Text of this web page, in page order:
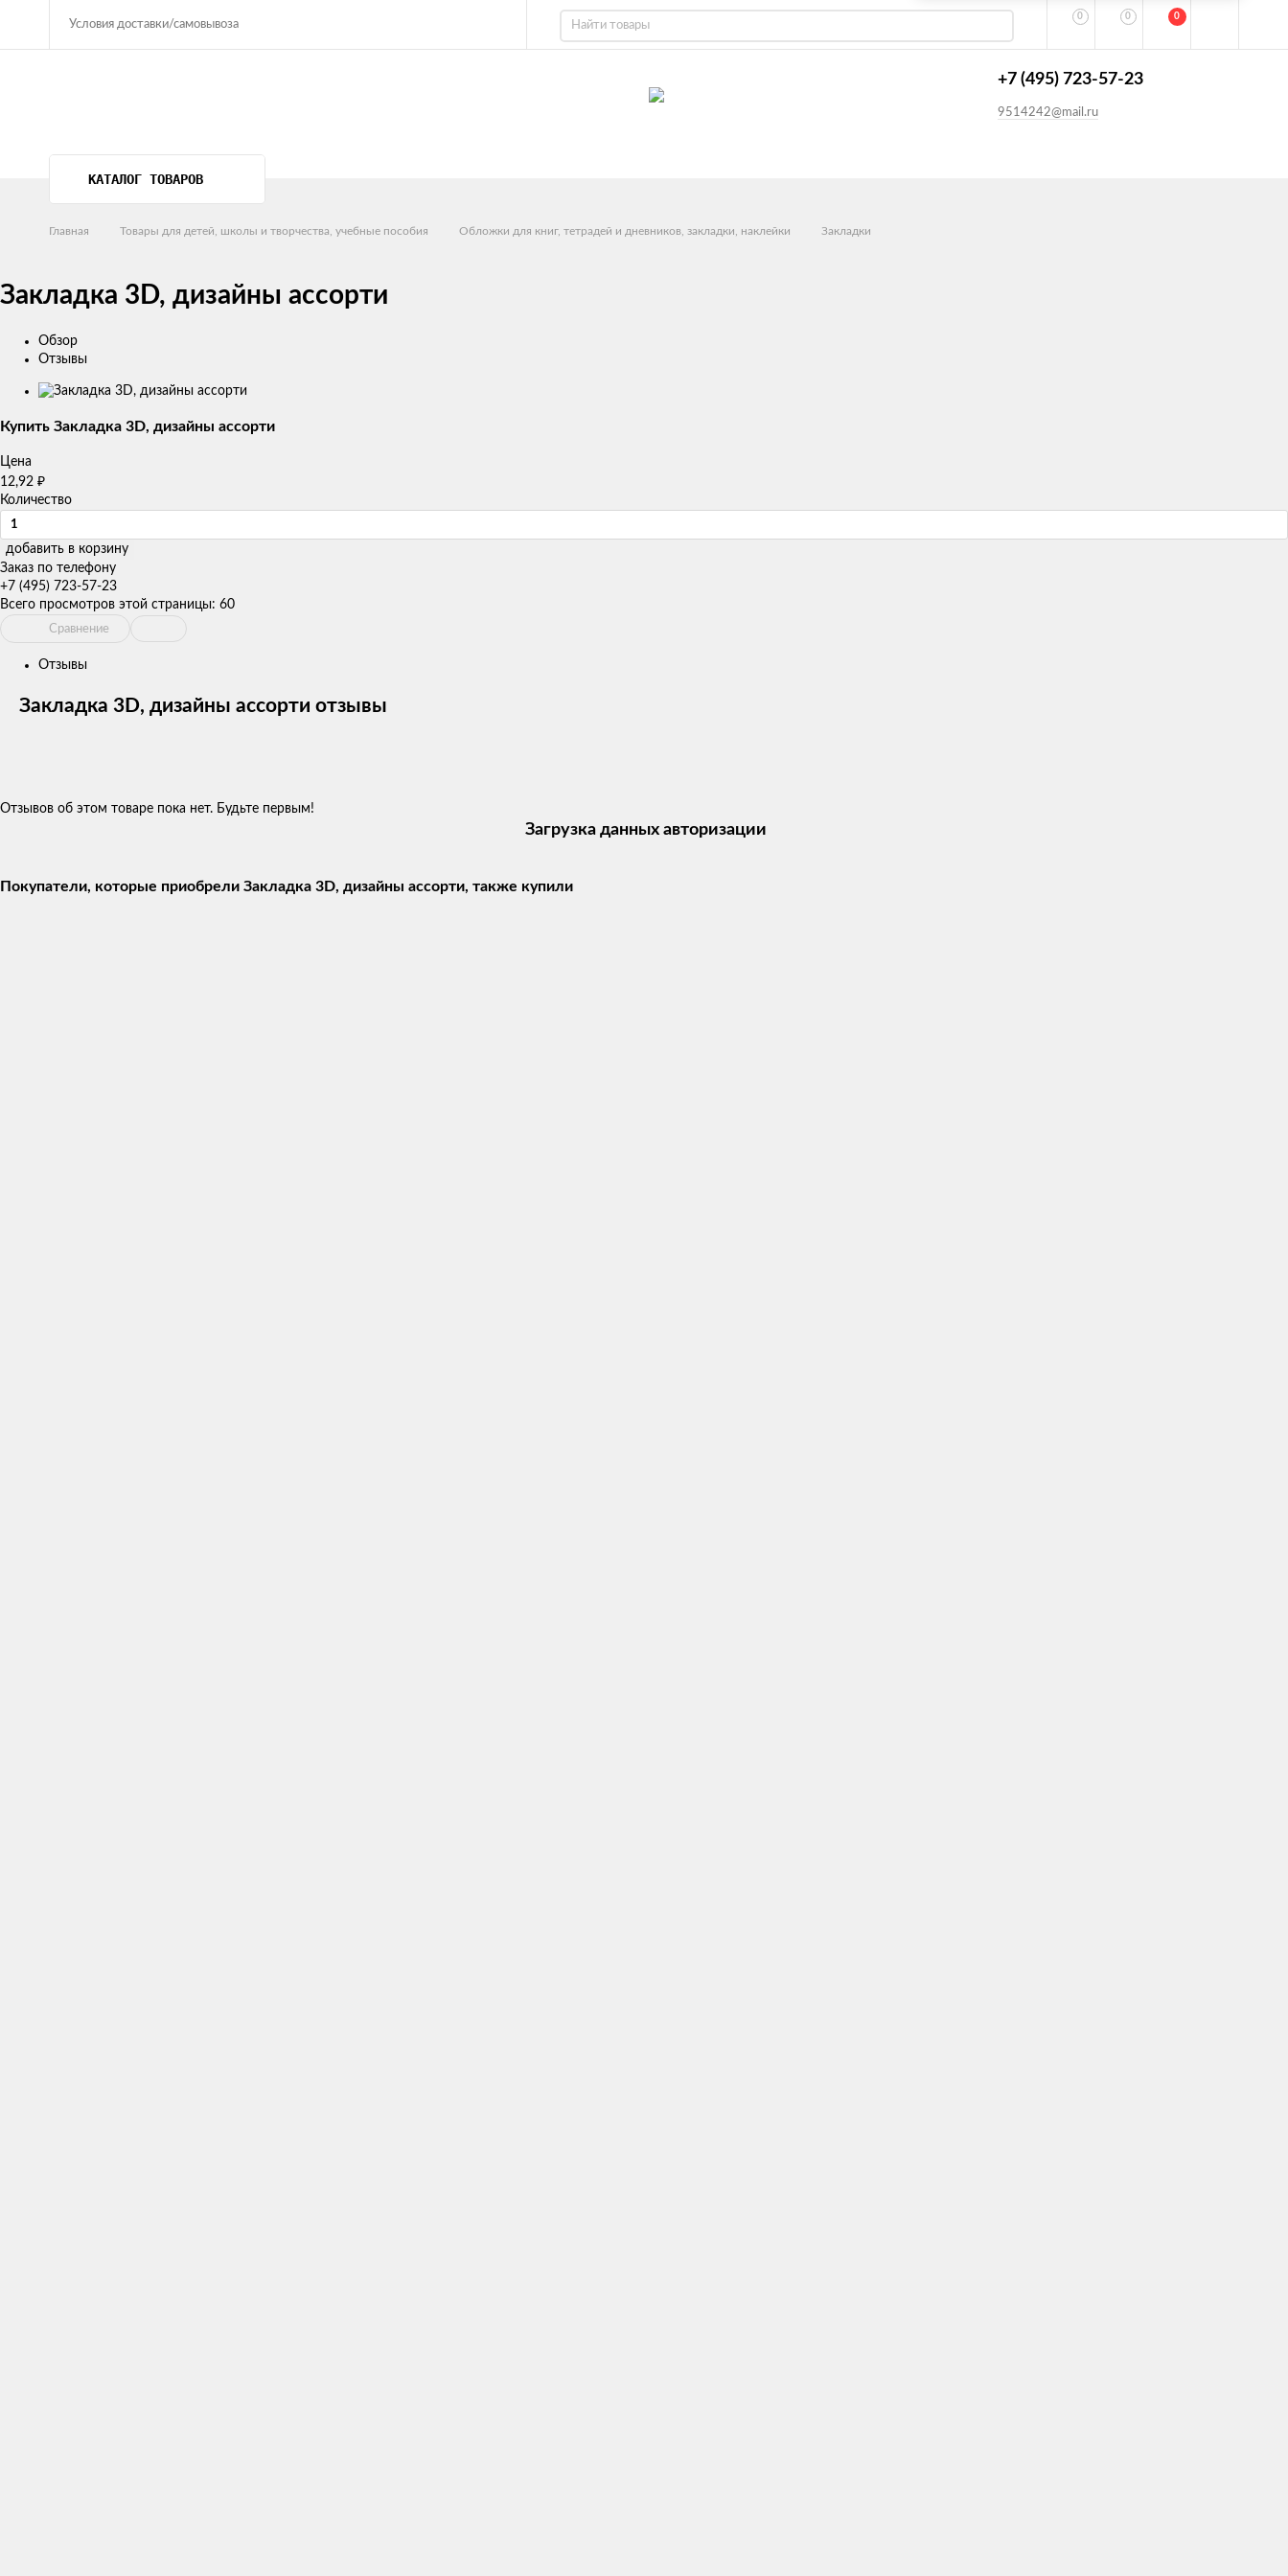
Условия доставки/самовывоза
0 0 0
+7 (495) 723-57-23
9514242@mail.ru
КАТАЛОГ ТОВАРОВ
Главная Товары для детей, школы и творчества, учебные пособия Обложки для книг, тетрадей и дневников, закладки, наклейки Закладки
Закладка 3D, дизайны ассорти
Обзор
Отзывы
Изображения
товаров
Купить Закладка 3D, дизайны ассорти
Цена
12,92 ₽
Количество
добавить в корзину
Заказ по телефону
+7 (495) 723-57-23
Всего просмотров этой страницы: 60
Сравнение
Отзывы
Закладка 3D, дизайны ассорти отзывы
Отзывов об этом товаре пока нет. Будьте первым!
Загрузка данных авторизации
Покупатели, которые приобрели Закладка 3D, дизайны ассорти, также купили